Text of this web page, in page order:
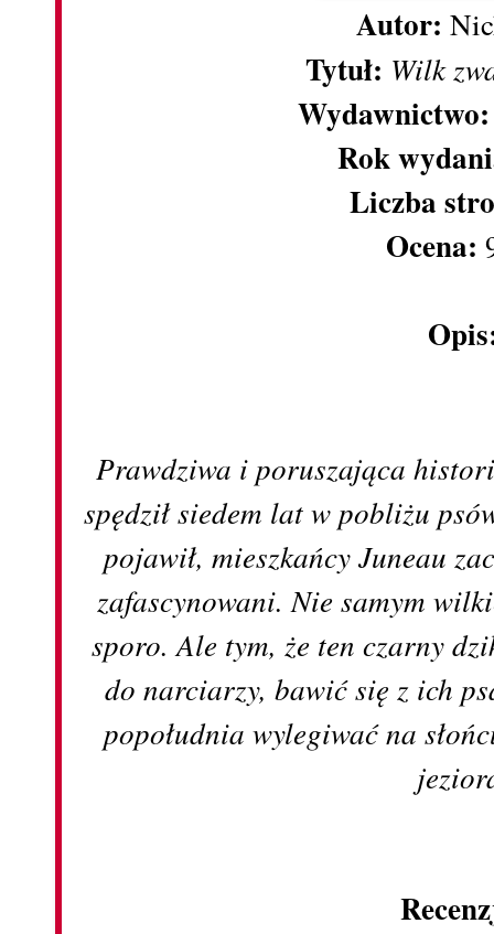
Autor:
Tytuł: Wilk
Rok
Liczba
Ocena:
Prawdziwa i poruszająca
spędził siedem lat w pobliżu
pojawił, mieszkańcy Juneau
zafascynowani. Nie samym
sporo. Ale tym, że ten czarny
do narciarzy, bawić się z ich
popołudnia wylegiwać na